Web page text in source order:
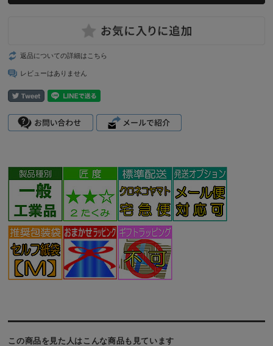
返品についての詳細はこちら
レビューはありません
この商品を見た人はこんな商品も見ています